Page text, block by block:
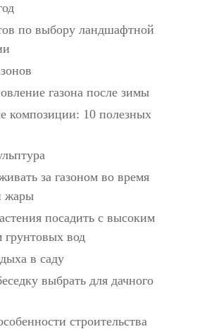
по выбору ландшафтной
газона после зимы
композиции: 10 полезных
за газоном во время
жары
посадить с высоким
грунтовых вод
в саду
выбрать для дачного
строительства